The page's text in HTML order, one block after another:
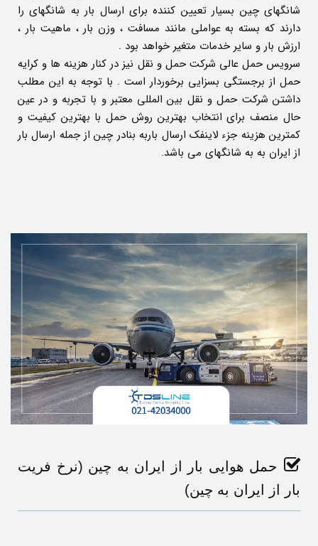
شانگهای چین بسیار تعیین کننده برای ارسال بار به شانگهای را
دارند که بسته به عواملی مانند مسافت ، وزن بار ، ماهیت بار ،
ارزش بار و سایر خدمات متغیر خواهد بود .
سرویس حمل عالی شرکت حمل و نقل نیز در کنار هزینه ها و کرایه
حمل از برجستگی بسزایی برخوردار است . با توجه به این مطلب
داشتن شرکت حمل و نقل بین المللی معتبر و با تجربه و در عین
حال منصف برای انتخاب بهترین روش حمل با بهترین کیفیت و
کمترین هزینه جزء لاینفک ارسال باربه بنادر چین از جمله ارسال بار
از ایران به به شانگهای می باشد.
حمل هوایی بار از ایران به چین (نرخ فریت
بار از ایران به چین)